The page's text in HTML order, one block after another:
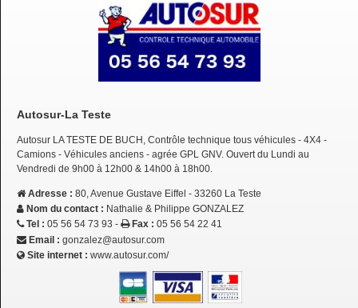
Autosur-La Teste
Autosur LA TESTE DE BUCH, Contrôle technique tous véhicules - 4X4 -
Camions - Véhicules anciens - agrée GPL GNV. Ouvert du Lundi au
Vendredi de 9h00 à 12h00 & 14h00 à 18h00.
Adresse : 80, Avenue Gustave Eiffel - 33260 La Teste
Nom du contact : Nathalie & Philippe GONZALEZ
Tel : 05 56 54 73 93 - Fax : 05 56 54 22 41
Email : gonzalez@autosur.com
Site internet : www.autosur.com/